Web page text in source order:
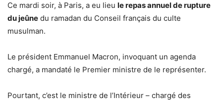
Ce mardi soir, à Paris, a eu lieu le repas annuel de rupture
du jeûne du ramadan du Conseil français du culte
musulman.
Le président Emmanuel Macron, invoquant un agenda
chargé, a mandaté le Premier ministre de le représenter.
Pourtant, c’est le ministre de l’Intérieur – chargé des